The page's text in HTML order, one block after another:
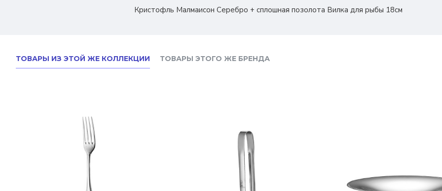
Кристофль Малмаисон Серебро + сплошная позолота Вилка для рыбы 18см
ТОВАРЫ ИЗ ЭТОЙ ЖЕ КОЛЛЕКЦИИ ТОВАРЫ ЭТОГО ЖЕ БРЕНДА